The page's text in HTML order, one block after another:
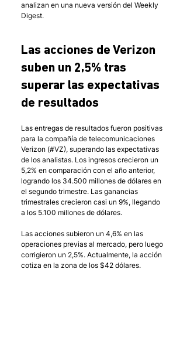
analizan en una nueva versión del Weekly
Digest.
Las acciones de Verizon
suben un 2,5% tras
superar las expectativas
de resultados
Las entregas de resultados fueron positivas
para la compañía de telecomunicaciones
Verizon (#VZ), superando las expectativas
de los analistas. Los ingresos crecieron un
5,2% en comparación con el año anterior,
logrando los 34.500 millones de dólares en
el segundo trimestre. Las ganancias
trimestrales crecieron casi un 9%, llegando
a los 5.100 millones de dólares.
Las acciones subieron un 4,6% en las
operaciones previas al mercado, pero luego
corrigieron un 2,5%. Actualmente, la acción
cotiza en la zona de los $42 dólares.